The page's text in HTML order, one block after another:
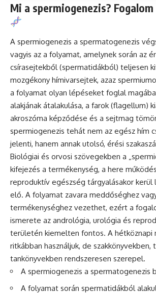
Mi a spermiogenezis?
A spermiogenezis a spermatogenezis
vagyis az a folyamat, amelynek során az
csírasejtekből (spermatidákból) teljesen
mozgékony hímivarsejtek, azaz
a folyamat olyan lépéseket foglal
alakjának átalakulása, a farok (flagellum)
akroszóma képződése és a sejtmag
spermiogenezis tehát nem az egész hím
jelenti, hanem annak utolsó, érési
Biológiai és orvosi szövegekben a
kifejezés a termékenység, a here
reproduktív egészség tárgyalásakor kerül
elő. A folyamat zavara meddőséghez
termékenységhez vezethet, ezért a
ismerete az andrológia, urológia és
területén kiemelten fontos. A hétköznapi
ritkábban használjuk, de szakkönyvekben,
tankönyvekben rendszeresen szerepel.
A spermiogenezis a spermatogenezis
A folyamat során spermatidákból